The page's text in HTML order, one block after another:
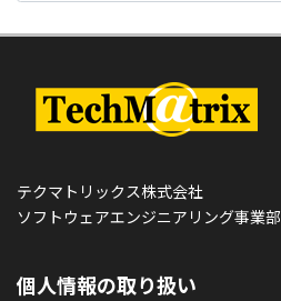
テクマトリックス株式会社
ソフトウェアエンジニアリング事業部
個人情報の取り扱い